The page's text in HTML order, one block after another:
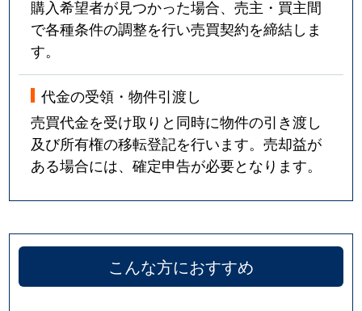
購入希望者が見つかった場合、売主・買主間
で各種条件の調整を行い売買契約を締結しま
す。
代金の受領・物件引渡し
売買代金を受け取りと同時に物件の引き渡し
及び所有権の移転登記を行います。売却益が
ある場合には、確定申告が必要となります。
こんな方におすすめ